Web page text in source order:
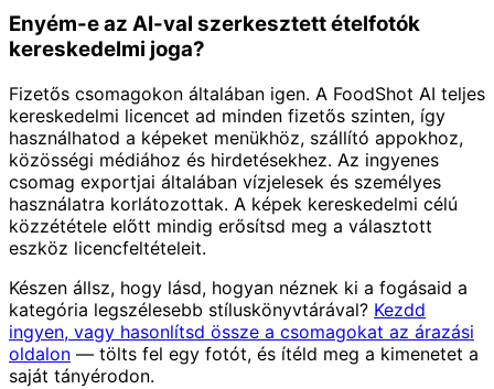
Enyém-e az AI-val szerkesztett ételfotók
kereskedelmi joga?
Fizetős csomagokon általában igen. A FoodShot AI teljes
kereskedelmi licencet ad minden fizetős szinten, így
használhatod a képeket menükhöz, szállító appokhoz,
közösségi médiához és hirdetésekhez. Az ingyenes
csomag exportjai általában vízjelesek és személyes
használatra korlátozottak. A képek kereskedelmi célú
közzététele előtt mindig erősítsd meg a választott
eszköz licencfeltételeit.
Készen állsz, hogy lásd, hogyan néznek ki a fogásaid a
kategória legszélesebb stíluskönyvtárával? Kezdd
ingyen, vagy hasonlítsd össze a csomagokat az árazási
oldalon — tölts fel egy fotót, és ítéld meg a kimenetet a
saját tányérodon.